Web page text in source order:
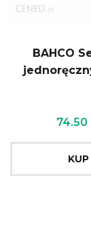
BAHCO
74.50
KUP